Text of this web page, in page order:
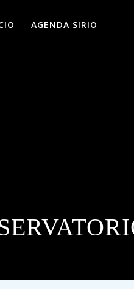
AGENDA SIRIO